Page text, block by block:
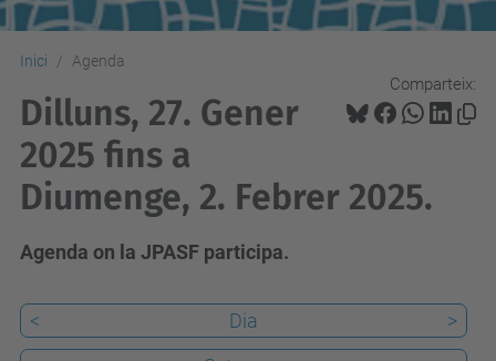
Inici Agenda
Comparteix:
Dilluns, 27. Gener
2025 fins a
Diumenge, 2. Febrer 2025.
Agenda on la JPASF participa.
< Dia
>